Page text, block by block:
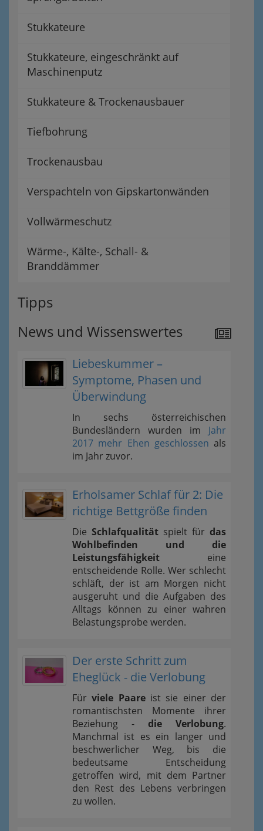
Stukkateure
Stukkateure, eingeschränkt auf
Maschinenputz
Stukkateure & Trockenausbauer
Tiefbohrung
Trockenausbau
Verspachteln von Gipskartonwänden
Vollwärmeschutz
Wärme-, Kälte-, Schall- &
Branddämmer
Tipps
News und Wissenswertes
Liebeskummer –
Symptome, Phasen und
Überwindung
In sechs österreichischen
Bundesländern wurden im Jahr
2017 mehr Ehen geschlossen als
im Jahr zuvor.
Erholsamer Schlaf für 2: Die
richtige Bettgröße finden
Die Schlafqualität spielt für das
Wohlbefinden und die
Leistungsfähigkeit eine
entscheidende Rolle. Wer schlecht
schläft, der ist am Morgen nicht
ausgeruht und die Aufgaben des
Alltags können zu einer wahren
Belastungsprobe werden.
Der erste Schritt zum
Eheglück - die Verlobung
Fürviele Paareist sie einer der
romantischsten Momente ihrer
Beziehung - die Verlobung.
Manchmal ist es ein langer und
beschwerlicher Weg, bis die
bedeutsame Entscheidung
getroffen wird, mit dem Partner
den Rest des Lebens verbringen
zu wollen.